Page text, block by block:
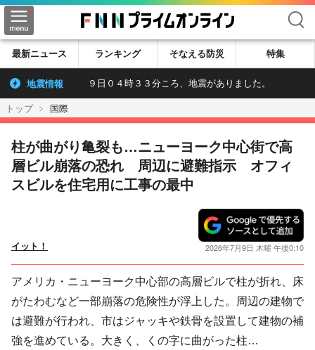
検索
最新ニュース ランキング そなえる防災 特集
地震情報 ９日０４時３３分ころ、地震がありました。
トップ 国際
柱が曲がり亀裂も…ニューヨーク中心街で高
層ビル崩落の恐れ 周辺に避難指示 オフィ
スビルを住宅用に工事の最中
イット！ 2026年7月9日 木曜 午後0:10
アメリカ・ニューヨーク中心部の高層ビルで柱が折れ、床
がたわむなど一部崩落の危険性が浮上した。周辺の建物で
は避難が行われ、市はジャッキや鉄骨を設置して建物の補
強を進めている。大きく、くの字に曲がった柱…